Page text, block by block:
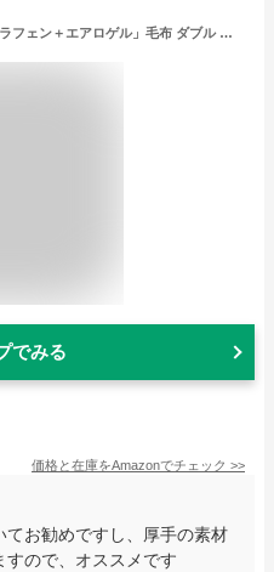
RAKU HOME 「ノーベル賞グラフェン＋エアロゲル」毛布 ダブル 冬 あったか アルミ蒸着加工 厚手 冬用 新6層構造 遠赤外線 発熱 断熱 軽量 極暖 掛け毛布 襟付き 綿入り 2枚合わせ 光触媒加工 抗菌防臭防ダニ ニューマイヤ 静電気防止 暖かい ムレにくい ふわふわ 洗える 掛け布団 180×200cm グレー
でみる
価格と在庫をAmazonでチェック >>
お勧めですし、厚手の素材
すので、オススメです